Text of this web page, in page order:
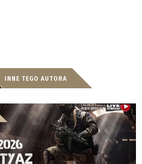
INNE TEGO AUTORA